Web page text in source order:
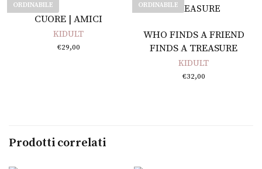
ORDINABILE
Leggi tutto
CUORE | AMICI
KIDULT
€29,00
ORDINABILE
Leggi tutto
WHO FINDS A FRIEND
FINDS A TREASURE
KIDULT
€32,00
Prodotti correlati